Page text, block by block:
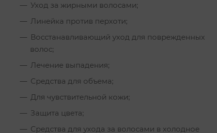
Уход за жирными волосами;
Линейка против перхоти;
Восстанавливающий уход для поврежденных
волос;
Лечение выпадения;
Средства для объема;
Для чувствительной кожи;
Защита цвета;
Средства для ухода за волосами в холодное